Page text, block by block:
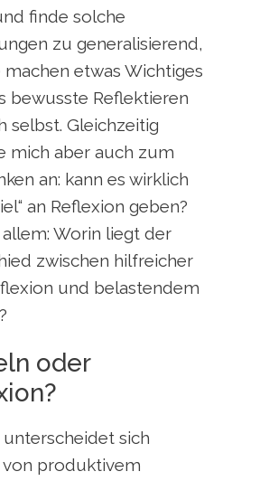
finde solche
zu generalisierend,
machen etwas Wichtiges
bewusste Reflektieren
selbst. Gleichzeitig
mich aber auch zum
an: kann es wirklich
an Reflexion geben?
Worin liegt der
zwischen hilfreicher
und belastendem
oder
sich
produktivem